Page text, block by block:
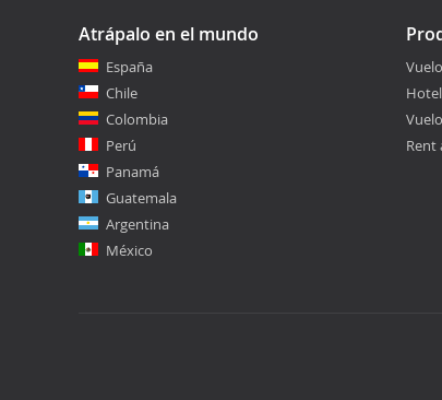
Atrápalo en el mundo
España
Chile
Colombia
Perú
Panamá
Guatemala
Argentina
México
Rent